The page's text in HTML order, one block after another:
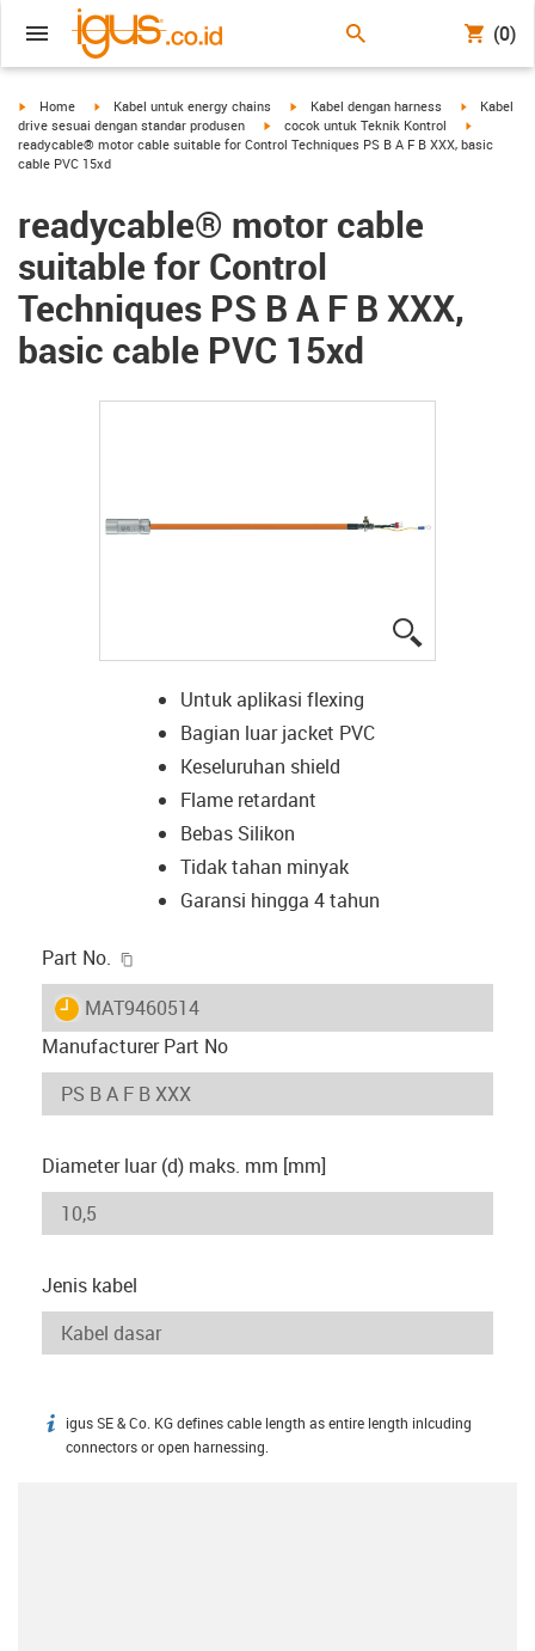
(0)
igus-icon-arrow-right
Home igus-icon-arrow-right
Kabel untuk energy chains igus-icon-arrow-right
Kabel dengan harness igus-icon-
Kabel
drive sesuai dengan standar produsen
igus-icon-arrow-right
cocok untuk Teknik Kontrol
readycable® motor cable suitable for Control Techniques PS B A F B XXX, basic
cable PVC 15xd
readycable® motor cable
suitable for Control
Techniques PS B A F B XXX,
basic cable PVC 15xd
Untuk aplikasi flexing
Bagian luar jacket PVC
Keseluruhan shield
Flame retardant
Bebas Silikon
Tidak tahan minyak
Garansi hingga 4 tahun
Part No.
igus-icon-lieferzeit
MAT9460514
Manufacturer Part No
Diameter luar (d) maks. mm [mm]
Jenis kabel
igus-icon-info
igus SE & Co. KG defines cable length as entire length inlcuding
connectors or open harnessing.